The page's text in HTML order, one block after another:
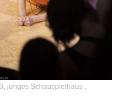
junges Schauspielhaus ,